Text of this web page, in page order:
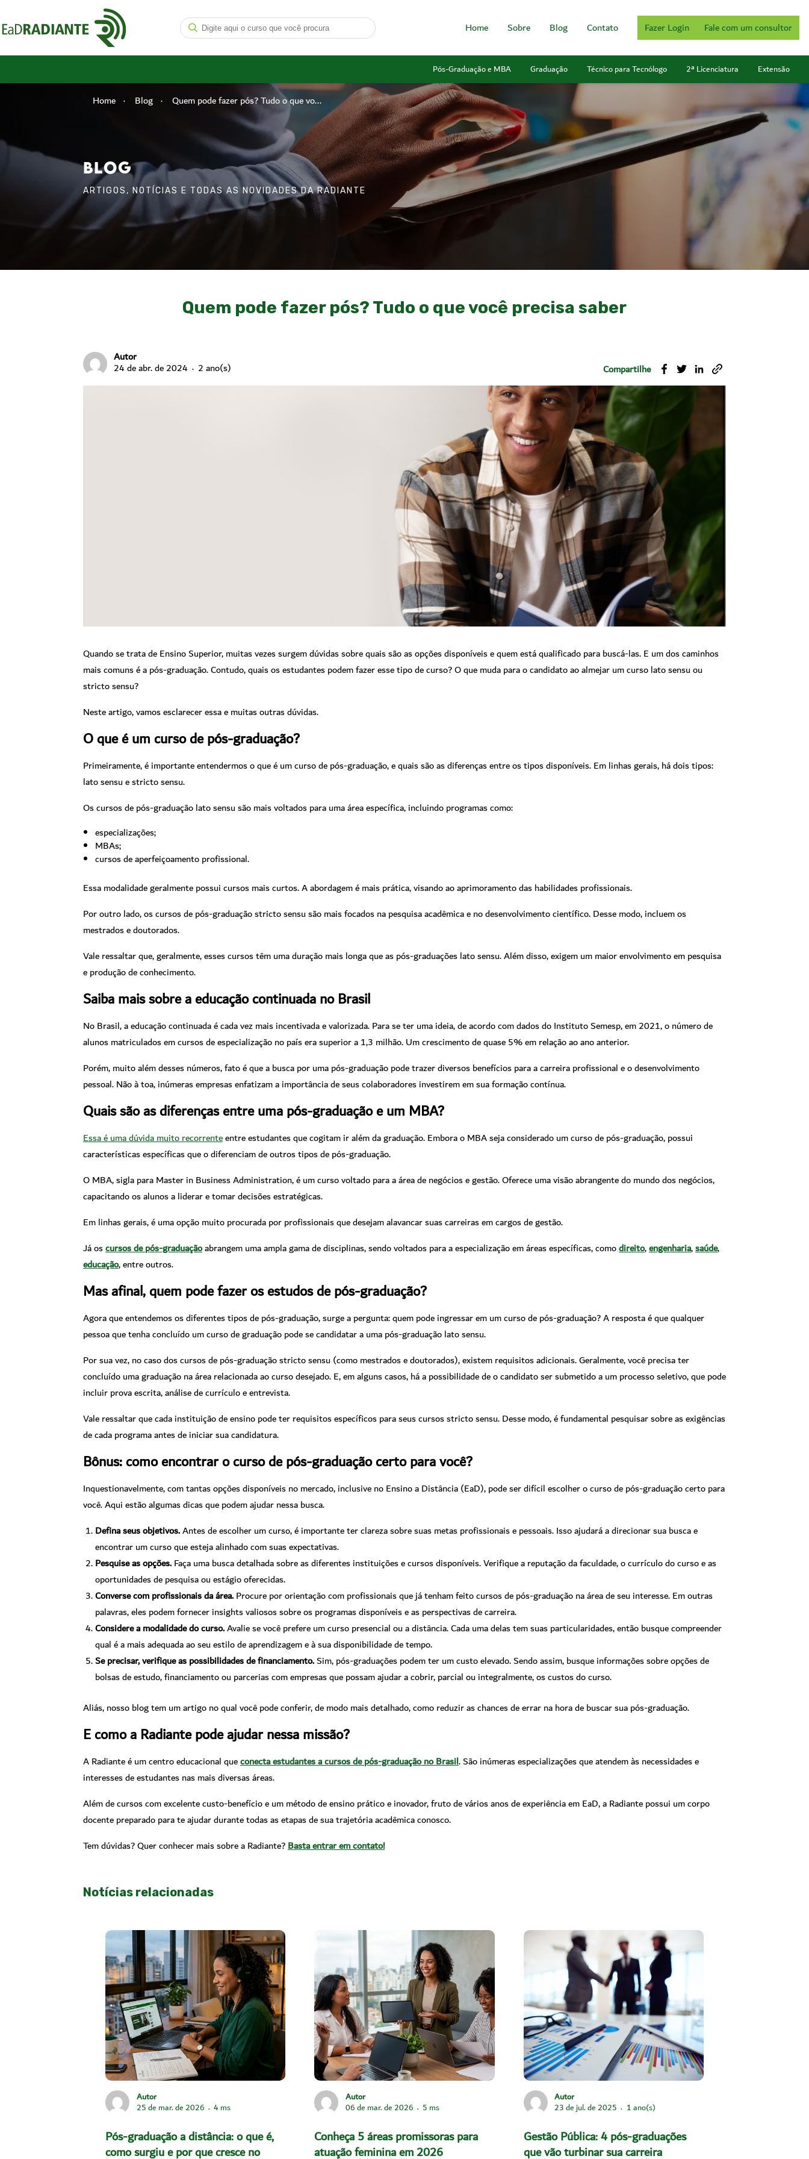
Home Sobre Blog Contato Fazer Login Fale com um consultor
Pós-Graduação e MBA Graduação Técnico para Tecnólogo 2ª Licenciatura Extensão
Home Blog Quem pode fazer pós? Tudo o que vo...
BLOG
ARTIGOS, NOTÍCIAS E TODAS AS NOVIDADES DA RADIANTE
Quem pode fazer pós? Tudo o que você precisa saber
Autor
24 de abr. de 2024 2 ano(s) Compartilhe
Quando se trata de Ensino Superior, muitas vezes surgem dúvidas sobre quais são as opções disponíveis e quem está qualificado para buscá-las. E um dos caminhos
mais comuns é a pós-graduação. Contudo, quais os estudantes podem fazer esse tipo de curso? O que muda para o candidato ao almejar um curso lato sensu ou
stricto sensu?
Neste artigo, vamos esclarecer essa e muitas outras dúvidas.
O que é um curso de pós-graduação?
Primeiramente, é importante entendermos o que é um curso de pós-graduação, e quais são as diferenças entre os tipos disponíveis. Em linhas gerais, há dois tipos:
lato sensu e stricto sensu.
Os cursos de pós-graduação lato sensu são mais voltados para uma área específica, incluindo programas como:
especializações;
MBAs;
cursos de aperfeiçoamento profissional.
Essa modalidade geralmente possui cursos mais curtos. A abordagem é mais prática, visando ao aprimoramento das habilidades profissionais.
Por outro lado, os cursos de pós-graduação stricto sensu são mais focados na pesquisa acadêmica e no desenvolvimento científico. Desse modo, incluem os
mestrados e doutorados.
Vale ressaltar que, geralmente, esses cursos têm uma duração mais longa que as pós-graduações lato sensu. Além disso, exigem um maior envolvimento em pesquisa
e produção de conhecimento.
Saiba mais sobre a educação continuada no Brasil
No Brasil, a educação continuada é cada vez mais incentivada e valorizada. Para se ter uma ideia, de acordo com dados do Instituto Semesp, em 2021, o número de
alunos matriculados em cursos de especialização no país era superior a 1,3 milhão. Um crescimento de quase 5% em relação ao ano anterior.
Porém, muito além desses números, fato é que a busca por uma pós-graduação pode trazer diversos benefícios para a carreira profissional e o desenvolvimento
pessoal. Não à toa, inúmeras empresas enfatizam a importância de seus colaboradores investirem em sua formação contínua.
Quais são as diferenças entre uma pós-graduação e um MBA?
Essa é uma dúvida muito recorrenteentre estudantes que cogitam ir além da graduação.Embora o MBA seja considerado um curso de pós-graduação, possui
características específicas que o diferenciam de outros tipos de pós-graduação.
O MBA, sigla para Master in Business Administration, é um curso voltado para a área de negócios e gestão. Oferece uma visão abrangente do mundo dos negócios,
capacitando os alunos a liderar e tomar decisões estratégicas.
Em linhas gerais, é uma opção muito procurada por profissionais que desejam alavancar suas carreiras em cargos de gestão.
Já oscursos de pós-graduaçãoabrangem uma ampla gama de disciplinas, sendo voltados para a especialização em áreas específicas, comodireito,engenharia,saúde,
educação, entre outros.
Mas afinal, quem pode fazer os estudos de pós-graduação?
Agora que entendemos os diferentes tipos de pós-graduação, surge a pergunta: quem pode ingressar em um curso de pós-graduação? A resposta é que qualquer
pessoa que tenha concluído um curso de graduação pode se candidatar a uma pós-graduação lato sensu.
Por sua vez, no caso dos cursos de pós-graduação stricto sensu (como mestrados e doutorados), existem requisitos adicionais. Geralmente, você precisa ter
concluído uma graduação na área relacionada ao curso desejado. E, em alguns casos, há a possibilidade de o candidato ser submetido a um processo seletivo, que pode
incluir prova escrita, análise de currículo e entrevista.
Vale ressaltar que cada instituição de ensino pode ter requisitos específicos para seus cursos stricto sensu. Desse modo, é fundamental pesquisar sobre as exigências
de cada programa antes de iniciar sua candidatura.
Bônus: como encontrar o curso de pós-graduação certo para você?
Inquestionavelmente, com tantas opções disponíveis no mercado, inclusive no Ensino a Distância (EaD), pode ser difícil escolher o curso de pós-graduação certo para
você. Aqui estão algumas dicas que podem ajudar nessa busca.
Defina seus objetivos.Antes de escolher um curso, é importante ter clareza sobre suas metas profissionais e pessoais. Isso ajudará a direcionar sua busca e
encontrar um curso que esteja alinhado com suas expectativas.
Pesquise as opções.Faça uma busca detalhada sobre as diferentes instituições e cursos disponíveis. Verifique a reputação da faculdade, o currículo do curso e as
oportunidades de pesquisa ou estágio oferecidas.
Converse com profissionais da área.Procure por orientação com profissionais que já tenham feito cursos de pós-graduação na área de seu interesse. Em outras
palavras, eles podem fornecer insights valiosos sobre os programas disponíveis e as perspectivas de carreira.
Considere a modalidade do curso.Avalie se você prefere um curso presencial ou a distância. Cada uma delas tem suas particularidades, então busque compreender
qual é a mais adequada ao seu estilo de aprendizagem e à sua disponibilidade de tempo.
Se precisar, verifique as possibilidades de financiamento.Sim, pós-graduações podem ter um custo elevado. Sendo assim, busque informações sobre opções de
bolsas de estudo, financiamento ou parcerias com empresas que possam ajudar a cobrir, parcial ou integralmente, os custos do curso.
Aliás, nosso blog tem um artigo no qual você pode conferir, de modo mais detalhado, como reduzir as chances de errar na hora de buscar sua pós-graduação.
E como a Radiante pode ajudar nessa missão?
A Radiante é um centro educacional queconecta estudantes a cursos de pós-graduação no Brasil. São inúmeras especializações que atendem às necessidades e
interesses de estudantes nas mais diversas áreas.
Além de cursos com excelente custo-benefício e um método de ensino prático e inovador, fruto de vários anos de experiência em EaD, a Radiante possui um corpo
docente preparado para te ajudar durante todas as etapas de sua trajetória acadêmica conosco.
Tem dúvidas? Quer conhecer mais sobre a Radiante?Basta entrar em contato!
Notícias relacionadas
Autor
25 de mar. de 2026 4 ms
Pós-graduação a distância: o que é,
como surgiu e por que cresce no
Autor
06 de mar. de 2026 5 ms
Conheça 5 áreas promissoras para
atuação feminina em 2026
Autor
23 de jul. de 2025 1 ano(s)
Gestão Pública: 4 pós-graduações
que vão turbinar sua carreira